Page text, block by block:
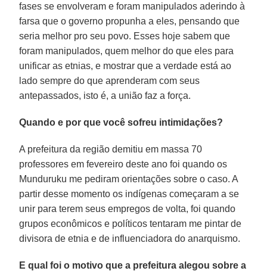
fases se envolveram e foram manipulados aderindo à
farsa que o governo propunha a eles, pensando que
seria melhor pro seu povo. Esses hoje sabem que
foram manipulados, quem melhor do que eles para
unificar as etnias, e mostrar que a verdade está ao
lado sempre do que aprenderam com seus
antepassados, isto é, a união faz a força.
Quando e por que você sofreu intimidações?
A prefeitura da região demitiu em massa 70
professores em fevereiro deste ano foi quando os
Munduruku me pediram orientações sobre o caso. A
partir desse momento os indígenas começaram a se
unir para terem seus empregos de volta, foi quando
grupos econômicos e políticos tentaram me pintar de
divisora de etnia e de influenciadora do anarquismo.
E qual foi o motivo que a prefeitura alegou sobre a